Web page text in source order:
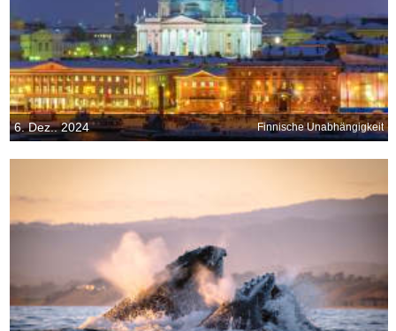
6. Dez.. 2024 Finnische Unabhängigkeit